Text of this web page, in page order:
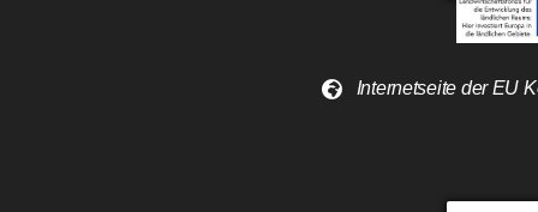
Internetseite der EU